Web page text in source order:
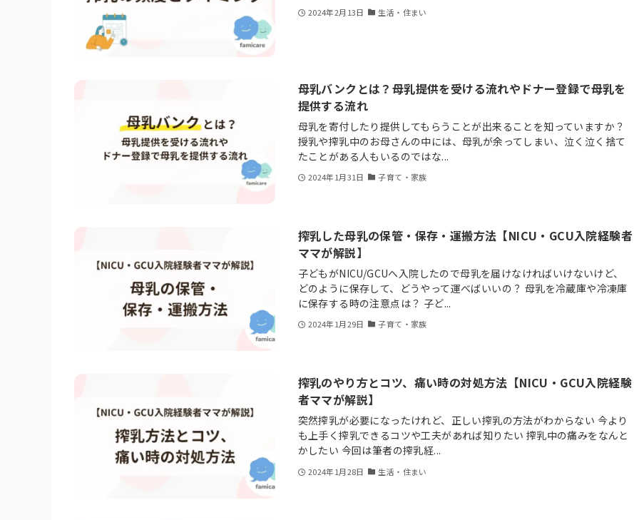
2024年2月13日 生活・住まい
母乳バンクとは？母乳提供を受ける流れやドナー登録で母乳を
提供する流れ
母乳を寄付したり提供してもらうことが出来ることを知っていますか？
授乳や搾乳中のお母さんの中には、母乳が余ってしまい、泣く泣く捨て
たことがある人もいるのではな...
2024年1月31日 子育て・家族
搾乳した母乳の保管・保存・運搬方法【NICU・GCU入院経験者
ママが解説】
子どもがNICU/GCUへ入院したので母乳を届けなければいけないけど、
どのように保存して、どうやって運べばいいの？ 母乳を冷蔵庫や冷凍庫
に保存する時の注意点は？ 子ど...
2024年1月29日 子育て・家族
搾乳のやり方とコツ、痛い時の対処方法【NICU・GCU入院経験
者ママが解説】
突然搾乳が必要になったけれど、正しい搾乳の方法がわからない 今より
も上手く搾乳できるコツや工夫があれば知りたい 搾乳中の痛みをなんと
かしたい 今回は筆者の搾乳経...
2024年1月28日 生活・住まい